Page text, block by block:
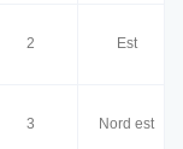
2 Est
3 Nord est